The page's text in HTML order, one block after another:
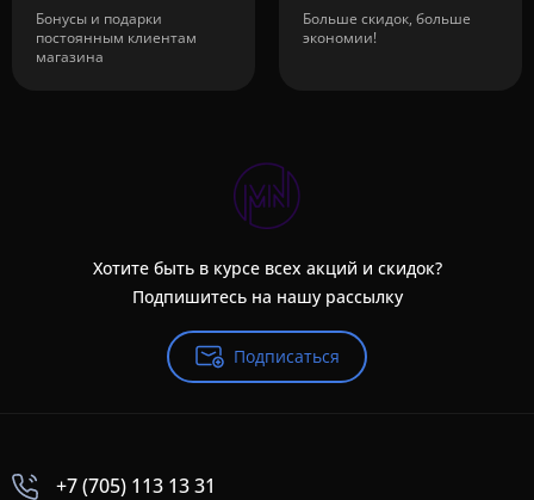
Бонусы и подарки
постоянным клиентам
магазина
Больше скидок, больше
экономии!
Хотите быть в курсе всех акций и скидок?
Подпишитесь на нашу рассылку
Подписаться
+7 (705) 113 13 31